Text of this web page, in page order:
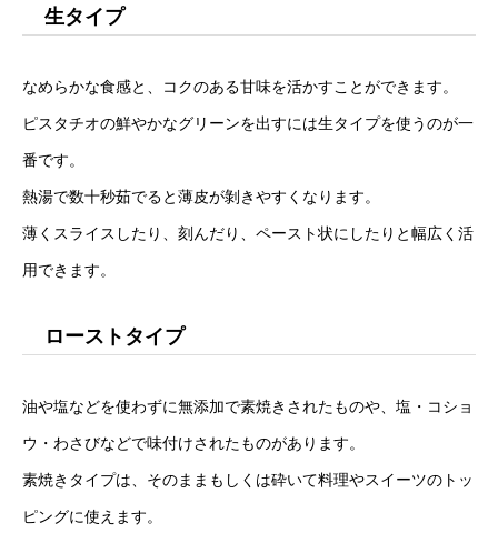
生タイプ
なめらかな食感と、コクのある甘味を活かすことができます。
ピスタチオの鮮やかなグリーンを出すには生タイプを使うのが一
番です。
熱湯で数十秒茹でると薄皮が剝きやすくなります。
薄くスライスしたり、刻んだり、ペースト状にしたりと幅広く活
用できます。
ローストタイプ
油や塩などを使わずに無添加で素焼きされたものや、塩・コショ
ウ・わさびなどで味付けされたものがあります。
素焼きタイプは、そのままもしくは砕いて料理やスイーツのトッ
ピングに使えます。